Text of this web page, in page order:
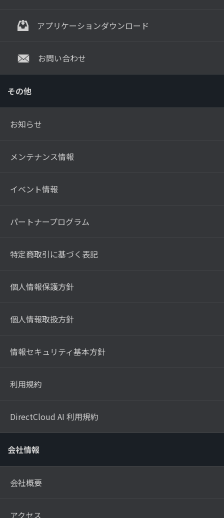
アプリケーションダウンロード
お問い合わせ
その他
お知らせ
メンテナンス情報
イベント情報
パートナープログラム
特定商取引に基づく表記
個人情報保護方針
個人情報取扱方針
情報セキュリティ基本方針
利用規約
DirectCloud AI 利用規約
会社情報
会社概要
アクセス